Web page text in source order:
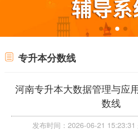
专升本分数线
河南专升本大数据管理与应
数线
发布时间：2026-06-21 15:23:31